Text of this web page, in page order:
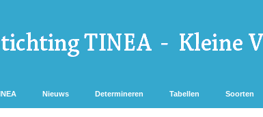
Nieuws Determineren Tabellen Soorten